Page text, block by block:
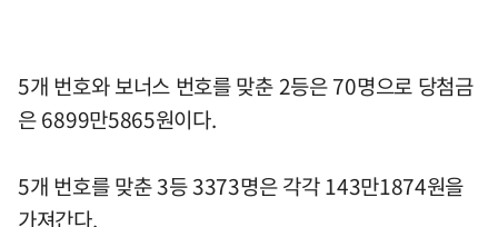
5개 번호와 보너스 번호를 맞춘 2등은 70명으로 당첨금
은 6899만5865원이다.
5개 번호를 맞춘 3등 3373명은 각각 143만1874원을
가져간다.